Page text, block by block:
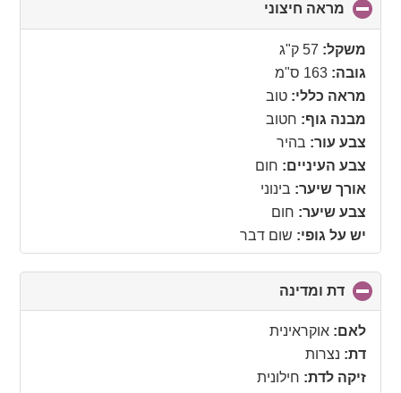
מראה חיצוני
to
משקל: 57 ק"ג
גובה: 163 ס"מ
מראה כללי: טוב
מבנה גוף: חטוב
צבע עור: בהיר
צבע העיניים: חום
אורך שיער: בינוני
צבע שיער: חום
יש על גופי: שום דבר
דת ומדינה
to
collapse
לאם: אוקראינית
דת: נצרות
זיקה לדת: חילונית